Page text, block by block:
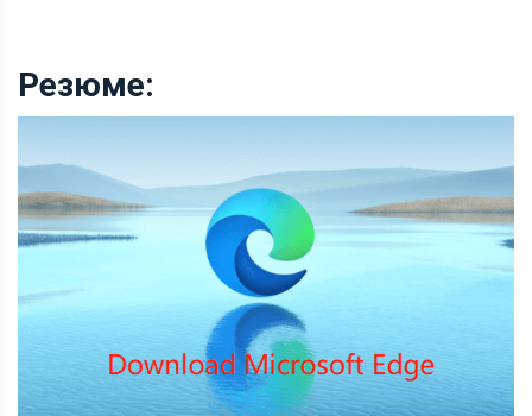
Резюме: